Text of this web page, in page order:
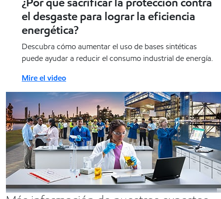
el desgaste para lograr la eficiencia
energética?
Descubra cómo aumentar el uso de bases sintéticas
puede ayudar a reducir el consumo industrial de energía.
Mire el video